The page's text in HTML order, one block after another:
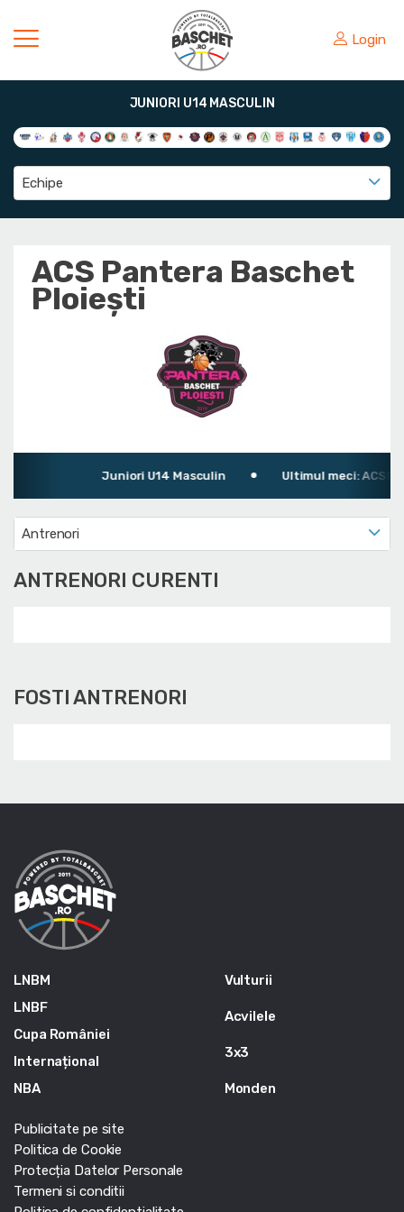
Login
JUNIORI U14 MASCULIN
Echipe
ACS Pantera Baschet
Ploiești
Juniori U14 Masculin Ultimul meci: ACSB
Antrenori
ANTRENORI CURENTI
FOSTI ANTRENORI
LNBM
LNBF
Cupa României
Internațional
NBA
Vulturii
Acvilele
3x3
Monden
Publicitate pe site
Politica de Cookie
Protecția Datelor Personale
Termeni si conditii